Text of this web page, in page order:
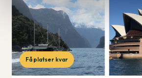
Få platser kvar